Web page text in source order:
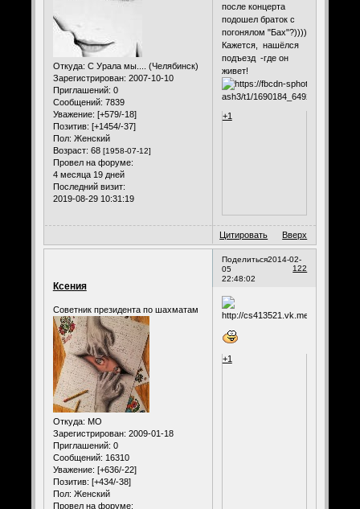
Откуда: С Урала мы.... (Челябинск)
Зарегистрирован: 2007-10-10
Приглашений: 0
Сообщений: 7839
Уважение: [+579/-18]
Позитив: [+1454/-37]
Пол: Женский
Возраст: 68 [1958-07-12]
Провел на форуме:
4 месяца 19 дней
Последний визит:
2019-08-29 10:31:19
после концерта
подошел браток с
погонялом "Бах"?))))
Кажется, нашёлся
подъезд -где он
живет!
+1
Цитировать Вверх
Поделиться
122
2014-02-
05
22:48:02
Ксения
Советник президента по шахматам
Откуда: МО
Зарегистрирован: 2009-01-18
Приглашений: 0
Сообщений: 16310
Уважение: [+636/-22]
Позитив: [+434/-38]
Пол: Женский
Провел на форуме:
+1